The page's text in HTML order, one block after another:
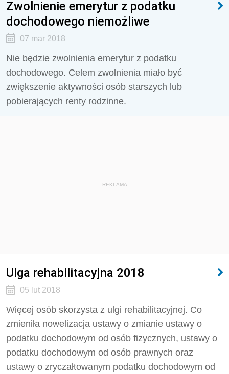
Zwolnienie emerytur z podatku
dochodowego niemożliwe
07 mar 2018
Nie będzie zwolnienia emerytur z podatku
dochodowego. Celem zwolnienia miało być
zwiększenie aktywności osób starszych lub
pobierających renty rodzinne.
REKLAMA
Ulga rehabilitacyjna 2018
05 lut 2018
Więcej osób skorzysta z ulgi rehabilitacyjnej. Co
zmieniła nowelizacja ustawy o zmianie ustawy o
podatku dochodowym od osób fizycznych, ustawy o
podatku dochodowym od osób prawnych oraz
ustawy o zryczałtowanym podatku dochodowym od